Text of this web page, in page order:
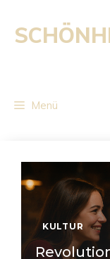
Inhalt
springen
Menü
KULTUR